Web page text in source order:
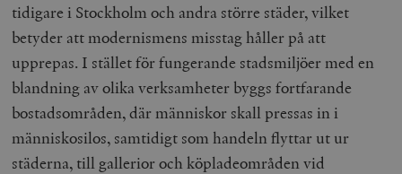
tidigare i Stockholm och andra större städer, vilket
betyder att modernismens misstag håller på att
upprepas. I stället för fungerande stadsmiljöer med en
blandning av olika verksamheter byggs fortfarande
bostadsområden, där människor skall pressas in i
människosilos, samtidigt som handeln flyttar ut ur
städerna, till gallerior och köpladeområdenvid